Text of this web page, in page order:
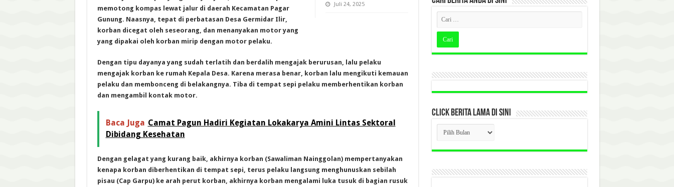
Juli 24, 2025
memotong kompas lewat jalur di daerah Kecamatan Pagar
Gunung. Naasnya, tepat di perbatasan Desa Germidar Ilir,
korban dicegat oleh seseorang, dan menanyakan motor yang
yang dipakai oleh korban mirip dengan motor pelaku.
Dengan tipu dayanya yang sudah terlatih dan berdalih mengajak berurusan, lalu pelaku
mengajak korban ke rumah Kepala Desa. Karena merasa benar, korban lalu mengikuti kemauan
pelaku dan membonceng di belakangnya. Tiba di tempat sepi pelaku memberhentikan korban
dan mengambil kontak motor.
Baca Juga Camat Pagun Hadiri Kegiatan Lokakarya Amini Lintas Sektoral
Dibidang Kesehatan
Dengan gelagat yang kurang baik, akhirnya korban (Sawaliman Nainggolan) mempertanyakan
kenapa korban diberhentikan di tempat sepi, terus pelaku langsung menghunuskan sebilah
pisau (Cap Garpu) ke arah perut korban, akhirnya korban mengalami luka tusuk di bagian rusuk
CLICK BERITA LAMA DI SINI
CLICK
BERITA
LAMA
DI